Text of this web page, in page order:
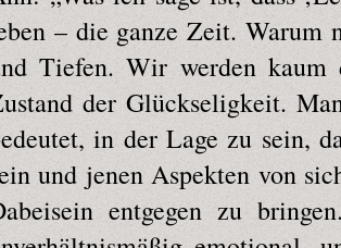
– die ganze Zeit. Warum
Tiefen. Wir werden kaum
der Glückseligkeit.
in der Lage zu sein,
und jenen Aspekten von
entgegen zu